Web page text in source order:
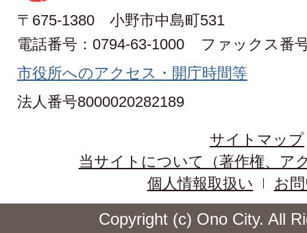
〒675-1380 小野市中島町531
電話番号：0794-63-1000
ファックス番
市役所へのアクセス・開庁時間等
法人番号8000020282189
サイトマップ
当サイトについて（著作権、ア
個人情報取扱い
お
Copyright (c) Ono City. All